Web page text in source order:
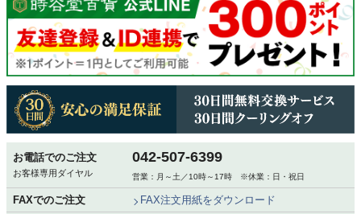
お電話でのご注文
お客様専用ダイヤル
042-507-6399
営業：月～土／10時～17時 ※休業：日・祝日
FAXでのご注文
FAX注文用紙をダウンロード